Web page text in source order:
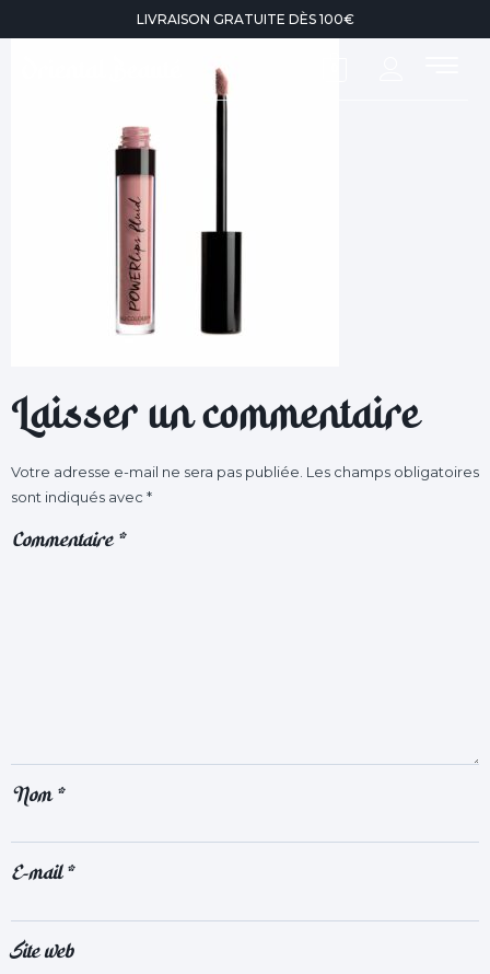
LIVRAISON GRATUITE DÈS 100€
Laisser un commentaire
Votre adresse e-mail ne sera pas publiée. Les champs obligatoires
sont indiqués avec *
Commentaire*
Nom*
E-mail*
Site web